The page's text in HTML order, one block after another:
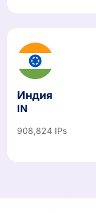
Индия
IN
908,824 IPs